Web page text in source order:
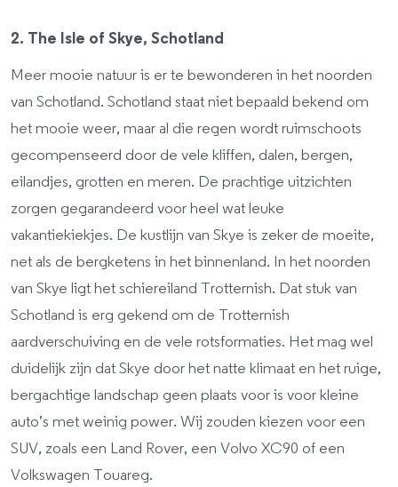
2. The Isle of Skye, Schotland
Meer mooie natuur is er te bewonderen in het noorden
van Schotland. Schotland staat niet bepaald bekend om
het mooie weer, maar al die regen wordt ruimschoots
gecompenseerd door de vele kliffen, dalen, bergen,
eilandjes, grotten en meren. De prachtige uitzichten
zorgen gegarandeerd voor heel wat leuke
vakantiekiekjes. De kustlijn van Skye is zeker de moeite,
net als de bergketens in het binnenland. In het noorden
van Skye ligt het schiereiland Trotternish. Dat stuk van
Schotland is erg gekend om de Trotternish
aardverschuiving en de vele rotsformaties. Het mag wel
duidelijk zijn dat Skye door het natte klimaat en het ruige,
bergachtige landschap geen plaats voor is voor kleine
auto’s met weinig power. Wij zouden kiezen voor een
SUV, zoals een Land Rover, een Volvo XC90 of een
Volkswagen Touareg.